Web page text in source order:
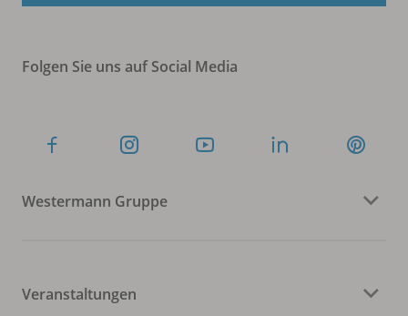
Folgen Sie uns auf Social Media
Westermann Gruppe
Veranstaltungen